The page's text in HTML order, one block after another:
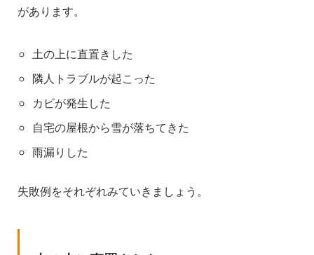
があります。
土の上に直置きした
隣人トラブルが起こった
カビが発生した
自宅の屋根から雪が落ちてきた
雨漏りした
失敗例をそれぞれみていきましょう。